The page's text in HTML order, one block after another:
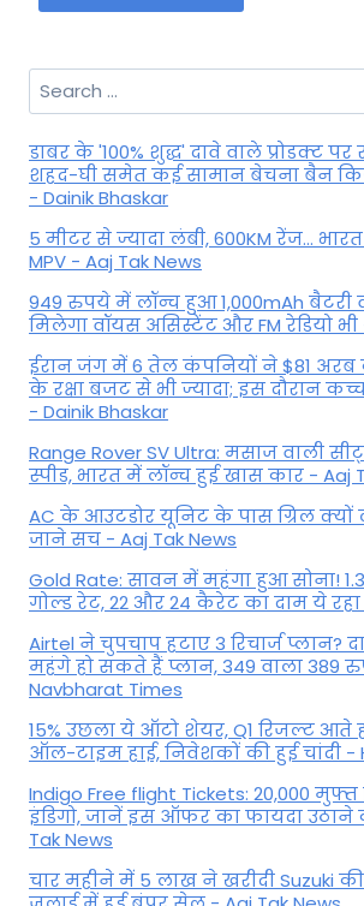
Search
for:
डाबर के '100% शुद्ध' दावे वाले प्रोडक्ट पर
शहद-घी समेत कई सामान बेचना बैन
- Dainik Bhaskar
5 मीटर से ज्यादा लंबी, 600KM रेंज...
MPV - Aaj Tak News
949 रुपये में लॉन्च हुआ 1,000mAh बैटरी
मिलेगा वॉयस असिस्टेंट और FM रेडियो
ईरान जंग में 6 तेल कंपनियों ने $81 अरब
के रक्षा बजट से भी ज्यादा; इस दौरान
- Dainik Bhaskar
Range Rover SV Ultra: मसाज वाली
स्पीड, भारत में लॉन्च हुई खास कार - Aaj
AC के आउटडोर यूनिट के पास ग्रिल क्यों
जाने सच - Aaj Tak News
Gold Rate: सावन में महंगा हुआ सोना!
गोल्ड रेट, 22 और 24 कैरेट का दाम ये
Airtel ने चुपचाप हटाए 3 रिचार्ज प्लान?
महंगे हो सकते हैं प्लान, 349 वाला 389
Navbharat Times
15% उछला ये ऑटो शेयर, Q1 रिजल्ट आते
ऑल-टाइम हाई, निवेशकों की हुई चांदी -
Indigo Free flight Tickets: 20,000
इंडिगो, जानें इस ऑफर का फायदा उठाने
Tak News
चार महीने में 5 लाख ने खरीदी Suzuki